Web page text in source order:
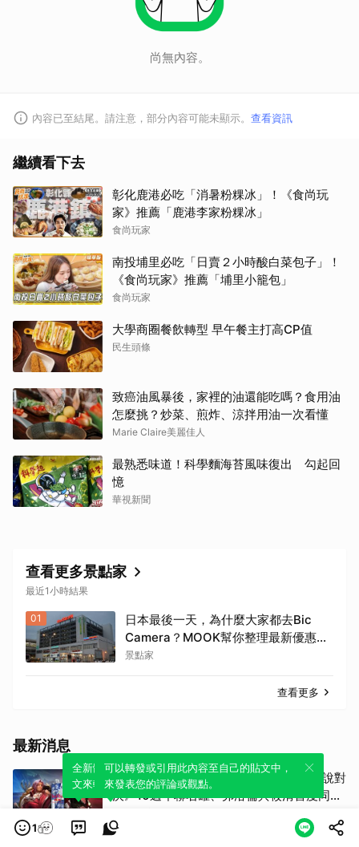
尚無內容。
內容已至結尾。請注意，部分內容可能未顯示。 查看資訊
繼續看下去
彰化鹿港必吃「消暑粉粿冰」！《食尚玩
家》推薦「鹿港李家粉粿冰」
食尚玩家
南投埔里必吃「日賣２小時酸白菜包子」！
《食尚玩家》推薦「埔里小籠包」
食尚玩家
大學商圈餐飲轉型 早午餐主打高CP值
民生頭條
致癌油風暴後，家裡的油還能吃嗎？食用油
怎麼挑？炒菜、煎炸、涼拌用油一次看懂
Marie Claire美麗佳人
最熟悉味道！科學麵海苔風味復出 勾起回
憶
華視新聞
查看更多景點家
最近1小時結果
01
日本最後一天，為什麼大家都去Bic
Camera？MOOK幫你整理最新優惠
券，行前趕快存手機，結帳直接用，最
景點家
查看更多
最新消息
玩家看過來！Red Bull推出《Garena傳說對
決》10週年聯名罐、弗洛倫與筱清首度同框
1
全新體驗！一鍵引用此內容，透過發布貼
文來輕鬆表達個人立場。
可以轉發或引用此內容至自己的貼文中，
來發表您的評論或觀點。